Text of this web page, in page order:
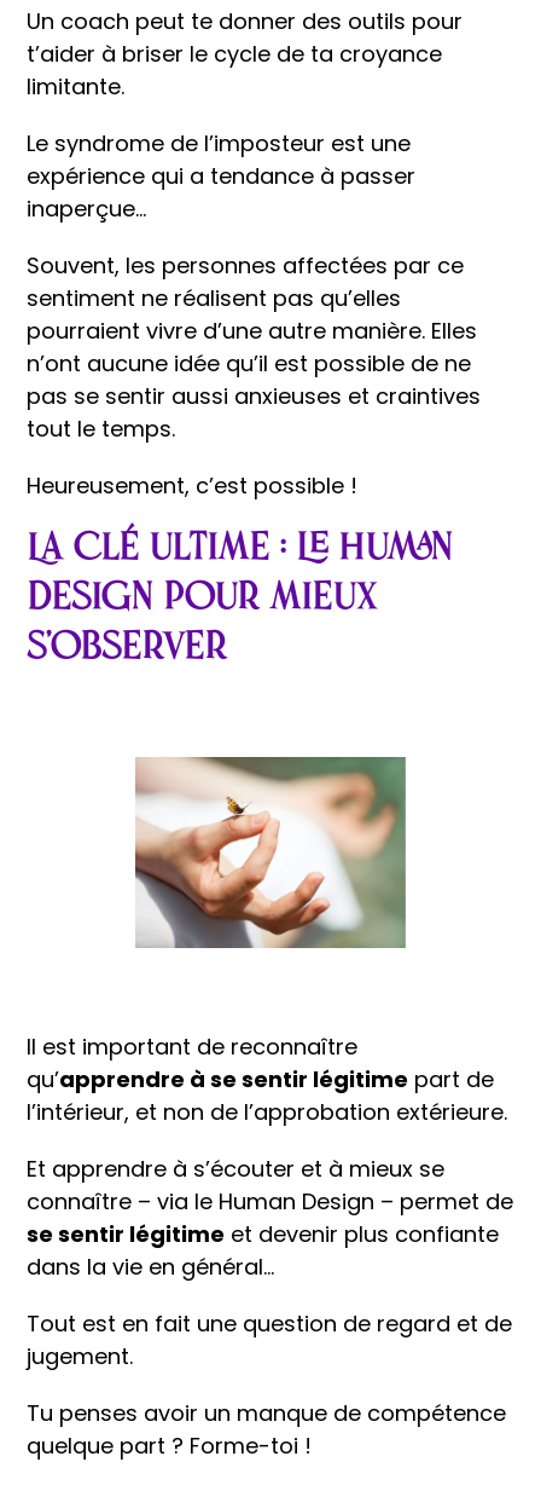
Un coach peut te donner des outils pour
t’aider à briser le cycle de ta croyance
limitante.
Le syndrome de l’imposteur est une
expérience qui a tendance à passer
inaperçue…
Souvent, les personnes affectées par ce
sentiment ne réalisent pas qu’elles
pourraient vivre d’une autre manière. Elles
n’ont aucune idée qu’il est possible de ne
pas se sentir aussi anxieuses et craintives
tout le temps.
Heureusement, c’est possible !
La clé ultime : le Human
Design pour mieux
s’observer
Il est important de reconnaître
qu’apprendre à se sentir légitime part de
l’intérieur, et non de l’approbation extérieure.
Et apprendre à s’écouter et à mieux se
connaître – via le Human Design – permet de
se sentir légitime et devenir plus confiante
dans la vie en général…
Tout est en fait une question de regard et de
jugement.
Tu penses avoir un manque de compétence
quelque part ? Forme-toi !